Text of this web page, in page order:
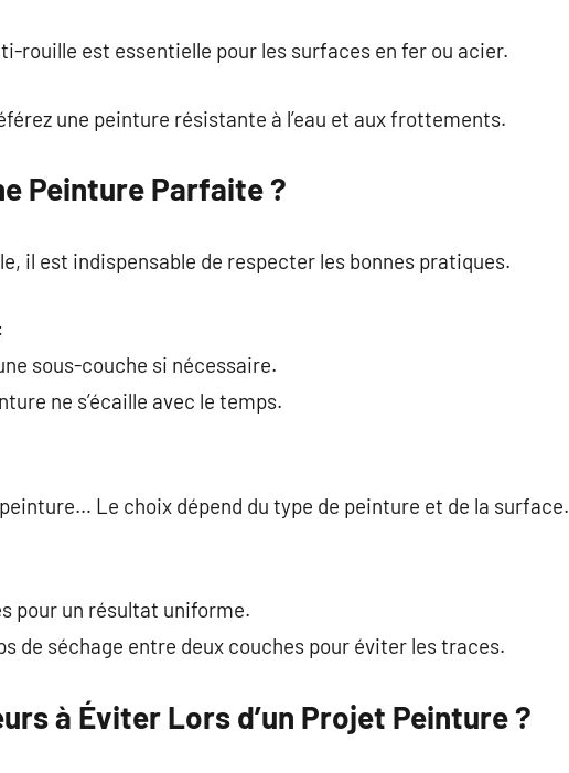
rouille est essentielle pour les surfaces en fer ou acier.
une peinture résistante à l’eau et aux frottements.
Peinture Parfaite ?
il est indispensable de respecter les bonnes pratiques.
sous-couche si nécessaire.
ne s’écaille avec le temps.
Le choix dépend du type de peinture et de la surface.
pour un résultat uniforme.
de séchage entre deux couches pour éviter les traces.
à Éviter Lors d’un Projet Peinture ?